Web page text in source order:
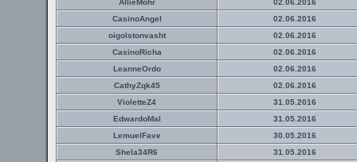
AllieMohr
02.06.2016
CasinoAngel
02.06.2016
oigolstonvasht
02.06.2016
CasinoRicha
02.06.2016
LeanneOrdo
02.06.2016
CathyZqk45
02.06.2016
VioletteZ4
31.05.2016
EdwardoMal
31.05.2016
LemuelFave
30.05.2016
Shela34R6
31.05.2016